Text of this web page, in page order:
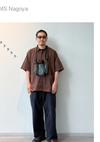
Nagoya